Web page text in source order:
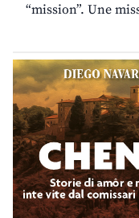
“mission”. Une